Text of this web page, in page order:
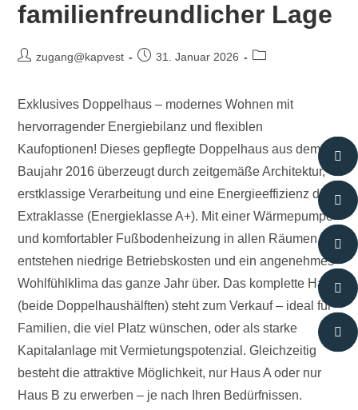
familienfreundlicher Lage
zugang@kapvest 31. Januar 2026
Exklusives Doppelhaus – modernes Wohnen mit
hervorragender Energiebilanz und flexiblen
Kaufoptionen! Dieses gepflegte Doppelhaus aus dem
Baujahr 2016 überzeugt durch zeitgemäße Architektur,
erstklassige Verarbeitung und eine Energieeffizienz der
Extraklasse (Energieklasse A+). Mit einer Wärmepumpe
und komfortabler Fußbodenheizung in allen Räumen
entstehen niedrige Betriebskosten und ein angenehmes
Wohlfühlklima das ganze Jahr über. Das komplette Haus
(beide Doppelhaushälften) steht zum Verkauf – ideal für
Familien, die viel Platz wünschen, oder als starke
Kapitalanlage mit Vermietungspotenzial. Gleichzeitig
besteht die attraktive Möglichkeit, nur Haus A oder nur
Haus B zu erwerben – je nach Ihren Bedürfnissen.